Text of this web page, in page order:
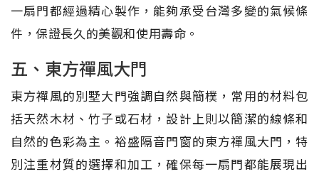
一扇門都經過精心製作，能夠承受台灣多變的氣候條
件，保證長久的美觀和使用壽命。
五、東方禪風大門
東方禪風的別墅大門強調自然與簡樸，常用的材料包
括天然木材、竹子或石材，設計上則以簡潔的線條和
自然的色彩為主。裕盛隔音門窗的東方禪風大門，特
別注重材質的選擇和加工，確保每一扇門都能展現出